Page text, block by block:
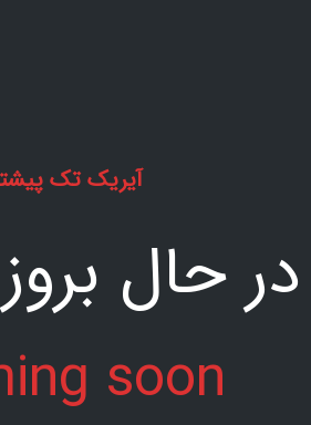
آیریک تک
در حال
soon